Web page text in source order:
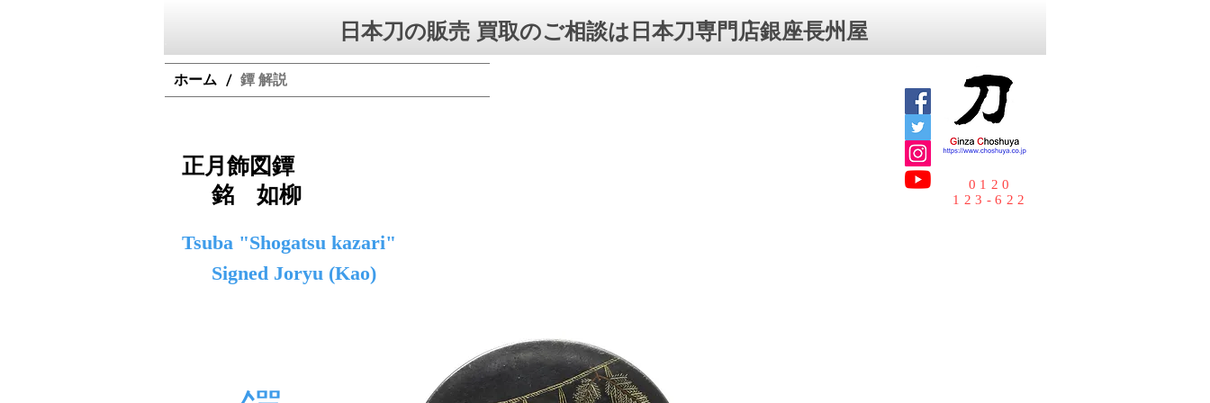
日本刀の販売 買取のご相談は日本刀専門店銀座⻑州屋
ホーム / 鐔 解説
正月飾図鐔
銘 如柳
0120
123-622
Tsuba "Shogatsu kazari"
Signed Joryu (Kao)